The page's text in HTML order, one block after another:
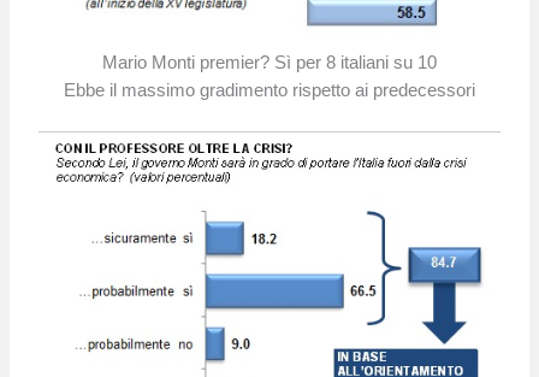
Mario Monti premier? Sì per 8 italiani su 10
Ebbe il massimo gradimento rispetto ai predecessori